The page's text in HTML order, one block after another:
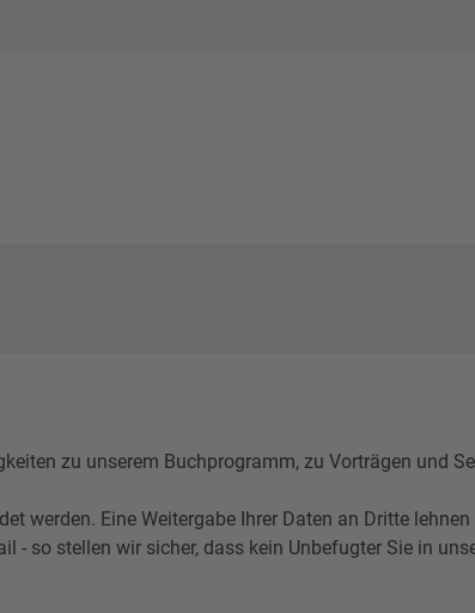
zu unserem Buchprogramm, zu Vorträgen und
werden. Eine Weitergabe Ihrer Daten an Dritte
- so stellen wir sicher, dass kein Unbefugter Sie in